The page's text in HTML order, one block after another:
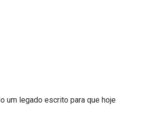
um legado escrito para que hoje